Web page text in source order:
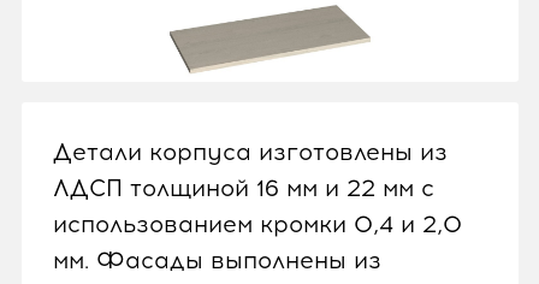
Детали корпуса изготовлены из
ЛДСП толщиной 16 мм и 22 мм с
использованием кромки 0,4 и 2,0
мм. Фасады выполнены из